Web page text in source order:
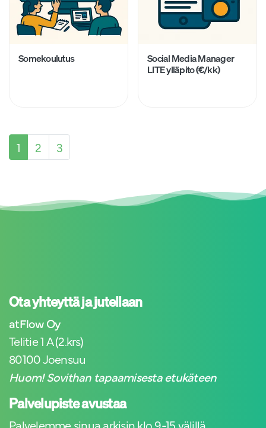
Somekoulutus
Social Media Manager
LITE ylläpito (€/kk)
1 2 3
Ota yhteyttä ja jutellaan
atFlow Oy
Telitie 1 A (2.krs)
80100 Joensuu
Huom! Sovithan tapaamisesta etukäteen
Palvelupiste avustaa
Palvelemme sinua arkisin klo 9-15 välillä.